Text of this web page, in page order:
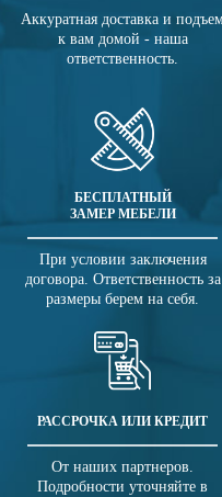
Аккуратная доставка и
к вам домой - наша
ответственность.
БЕСПЛАТНЫЙ
ЗАМЕР МЕБЕЛИ
При условии заключения
договора. Ответственность за
размеры берем на себя.
РАССРОЧКА ИЛИ КРЕДИТ
От наших партнеров.
Подробности уточняйте в